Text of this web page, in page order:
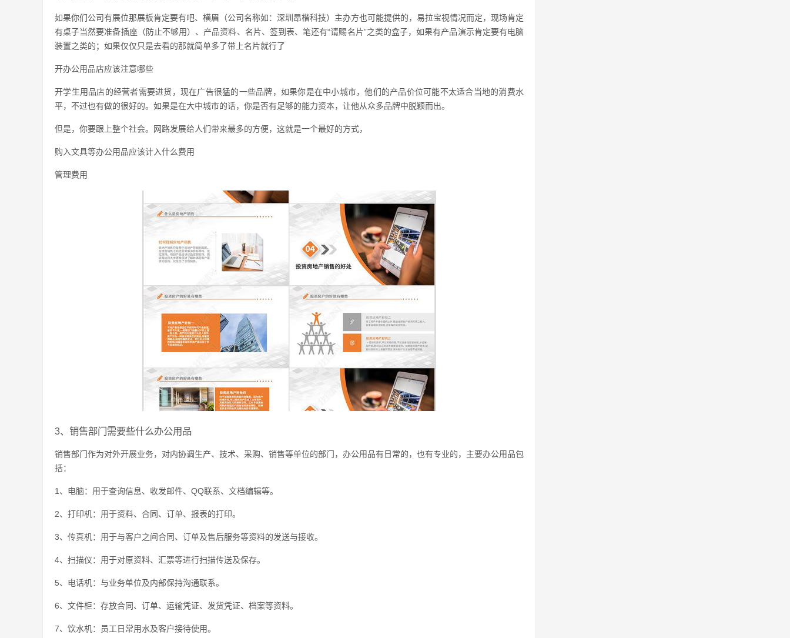
如果你们公司有展位那展板肯定要有吧、横眉（公司名称如：深圳昂楷科技）主办方也可能提供的，易拉宝视情况而定，现场肯定
有桌子当然要准备插座（防止不够用）、产品资料、名片、签到表、笔还有“请赐名片”之类的盒子，如果有产品演示肯定要有电脑
装置之类的；如果仅仅只是去看的那就简单多了带上名片就行了
开办公用品店应该注意哪些
开学生用品店的经营者需要进货，现在广告很猛的一些品牌，如果你是在中小城市，他们的产品价位可能不太适合当地的消费水
平，不过也有做的很好的。如果是在大中城市的话，你是否有足够的能力资本，让他从众多品牌中脱颖而出。
但是，你要跟上整个社会。网路发展给人们带来最多的方便，这就是一个最好的方式，
购入文具等办公用品应该计入什么费用
管理费用
3、销售部门需要些什么办公用品
销售部门作为对外开展业务，对内协调生产、技术、采购、销售等单位的部门，办公用品有日常的，也有专业的，主要办公用品包
括：
1、电脑：用于查询信息、收发邮件、QQ联系、文档编辑等。
2、打印机：用于资料、合同、订单、报表的打印。
3、传真机：用于与客户之间合同、订单及售后服务等资料的发送与接收。
4、扫描仪：用于对原资料、汇票等进行扫描传送及保存。
5、电话机：与业务单位及内部保持沟通联系。
6、文件柜：存放合同、订单、运输凭证、发货凭证、档案等资料。
7、饮水机：员工日常用水及客户接待使用。